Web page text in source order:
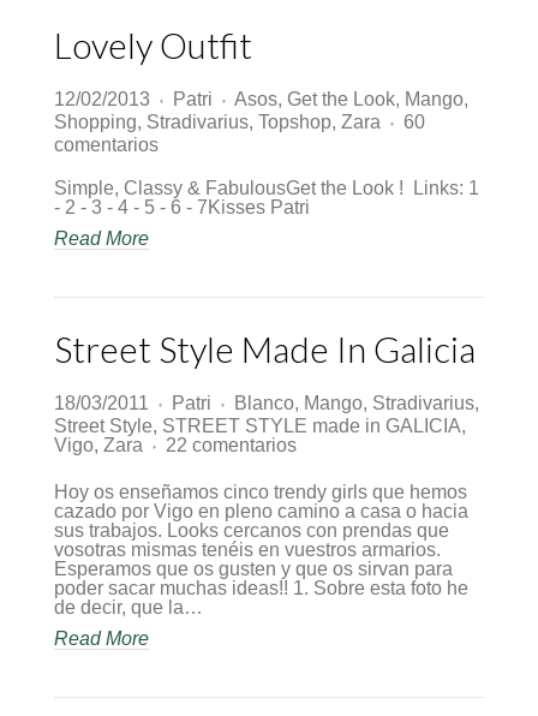
Lovely Outfit
12/02/2013 ♦ Patri ♦ Asos, Get the Look, Mango,
Shopping, Stradivarius, Topshop, Zara ♦
60
comentariosen
Outfit
Simple, Classy & FabulousGet the Look ! Links: 1
- 2 - 3 - 4 - 5 - 6 - 7Kisses Patri
Read More
Street Style Made In Galicia
18/03/2011 ♦ Patri ♦ Blanco, Mango, Stradivarius,
Street Style, STREET STYLE made in GALICIA,
Vigo, Zara ♦ 22 comentariosen
Style
Made
In
Galicia
Hoy os enseñamos cinco trendy girls que hemos
cazado por Vigo en pleno camino a casa o hacia
sus trabajos. Looks cercanos con prendas que
vosotras mismas tenéis en vuestros armarios.
Esperamos que os gusten y que os sirvan para
poder sacar muchas ideas!! 1. Sobre esta foto he
de decir, que la…
Read More